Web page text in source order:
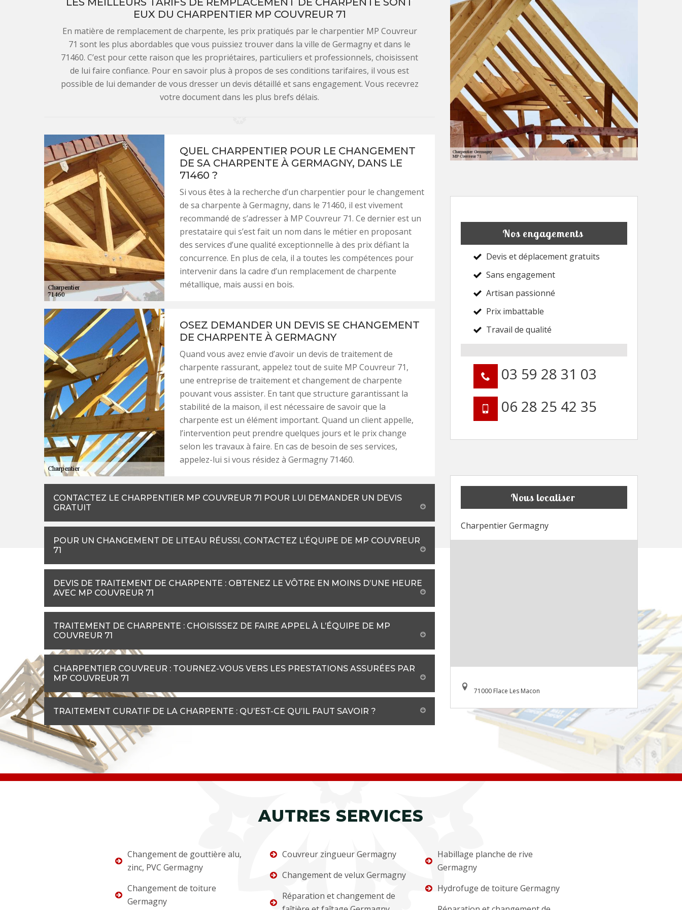
EUX DU CHARPENTIER MP COUVREUR 71
En matière de remplacement de charpente, les prix pratiqués par le charpentier MP Couvreur
71 sont les plus abordables que vous puissiez trouver dans la ville de Germagny et dans le
71460. C’est pour cette raison que les propriétaires, particuliers et professionnels, choisissent
de lui faire confiance. Pour en savoir plus à propos de ses conditions tarifaires, il vous est
possible de lui demander de vous dresser un devis détaillé et sans engagement. Vous recevrez
votre document dans les plus brefs délais.
QUEL CHARPENTIER POUR LE CHANGEMENT
DE SA CHARPENTE À GERMAGNY, DANS LE
71460 ?
Si vous êtes à la recherche d’un charpentier pour le changement
de sa charpente à Germagny, dans le 71460, il est vivement
recommandé de s’adresser à MP Couvreur 71. Ce dernier est un
prestataire qui s’est fait un nom dans le métier en proposant
des services d’une qualité exceptionnelle à des prix défiant la
concurrence. En plus de cela, il a toutes les compétences pour
intervenir dans la cadre d’un remplacement de charpente
métallique, mais aussi en bois.
OSEZ DEMANDER UN DEVIS SE CHANGEMENT
DE CHARPENTE À GERMAGNY
Quand vous avez envie d’avoir un devis de traitement de
charpente rassurant, appelez tout de suite MP Couvreur 71,
une entreprise de traitement et changement de charpente
pouvant vous assister. En tant que structure garantissant la
stabilité de la maison, il est nécessaire de savoir que la
charpente est un élément important. Quand un client appelle,
l’intervention peut prendre quelques jours et le prix change
selon les travaux à faire. En cas de besoin de ses services,
appelez-lui si vous résidez à Germagny 71460.
CONTACTEZ LE CHARPENTIER MP COUVREUR 71 POUR LUI DEMANDER UN DEVIS
GRATUIT
POUR UN CHANGEMENT DE LITEAU RÉUSSI, CONTACTEZ L’ÉQUIPE DE MP COUVREUR
71
DEVIS DE TRAITEMENT DE CHARPENTE : OBTENEZ LE VÔTRE EN MOINS D’UNE HEURE
AVEC MP COUVREUR 71
TRAITEMENT DE CHARPENTE : CHOISISSEZ DE FAIRE APPEL À L’ÉQUIPE DE MP
COUVREUR 71
CHARPENTIER COUVREUR : TOURNEZ-VOUS VERS LES PRESTATIONS ASSURÉES PAR
MP COUVREUR 71
TRAITEMENT CURATIF DE LA CHARPENTE : QU’EST-CE QU’IL FAUT SAVOIR ?
Nos engagements
Devis et déplacement gratuits
Sans engagement
Artisan passionné
Prix imbattable
Travail de qualité
03 59 28 31 03
06 28 25 42 35
Nous localiser
Charpentier Germagny
71000 Flace Les Macon
AUTRES SERVICES
Changement de gouttière alu,
zinc, PVC Germagny
Changement de toiture
Germagny
Couvreur zingueur Germagny
Changement de velux Germagny
Réparation et changement de
Habillage planche de rive
Germagny
Hydrofuge de toiture Germagny